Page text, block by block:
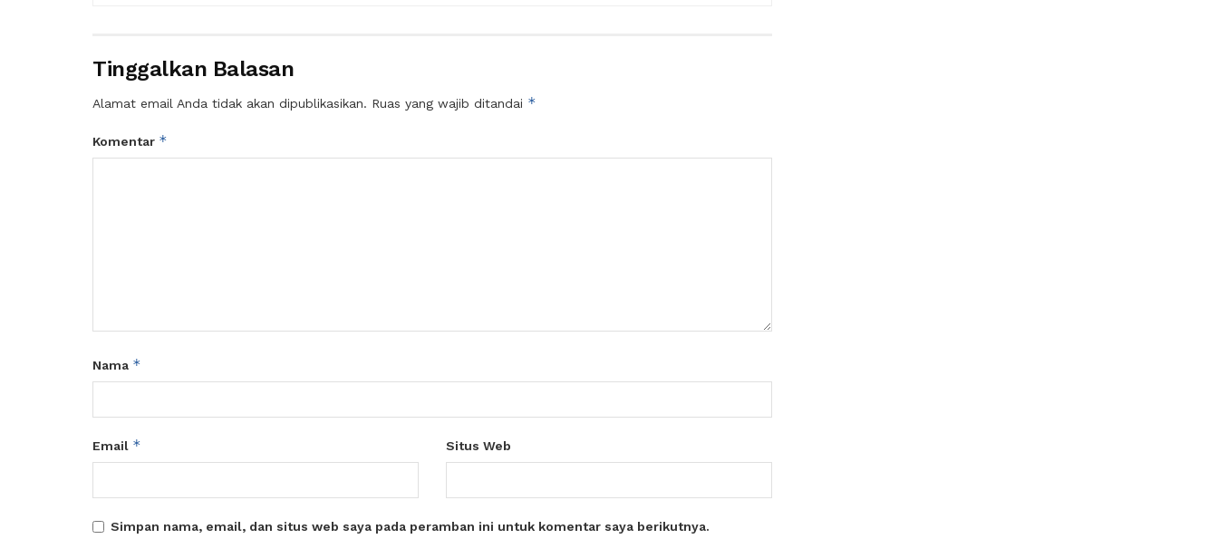
Tinggalkan Balasan
Alamat email Anda tidak akan dipublikasikan. Ruas yang wajib ditandai *
Komentar *
Nama *
Email * Situs Web
Simpan nama, email, dan situs web saya pada peramban ini untuk komentar saya berikutnya.